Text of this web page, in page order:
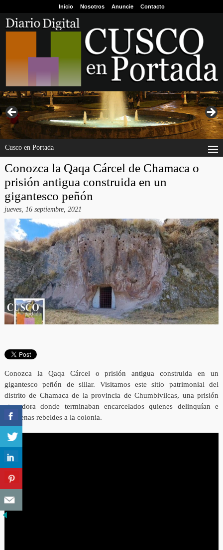
Inicio Nosotros Anuncie Contacto
Cusco en Portada
Conozca la Qaqa Cárcel de Chamaca o
prisión antigua construida en un
gigantesco peñón
jueves, 16 septiembre, 2021
Conozca la Qaqa Cárcel o prisión antigua construida en un
gigantesco peñón de sillar. Visitamos este sitio patrimonial del
distrito de Chamaca de la provincia de Chumbivilcas, una prisión
aterradora donde terminaban encarcelados quienes delinquían e
indígenas rebeldes a la colonia.